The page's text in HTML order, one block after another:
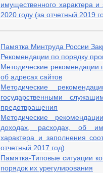
имущественного характера
2020 году (за отчетный 2019
Памятка Минтруда России
Рекомендации по порядку
Методические
об адресах сайтов
Методические
государственными
предотвращения
Методические
доходах, расходах, об
характера и заполнения
отчетный 2017 год)
Памятка-Типовые ситуации
порядок их урегулирования